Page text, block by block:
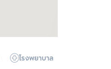
โรงพยาบาล